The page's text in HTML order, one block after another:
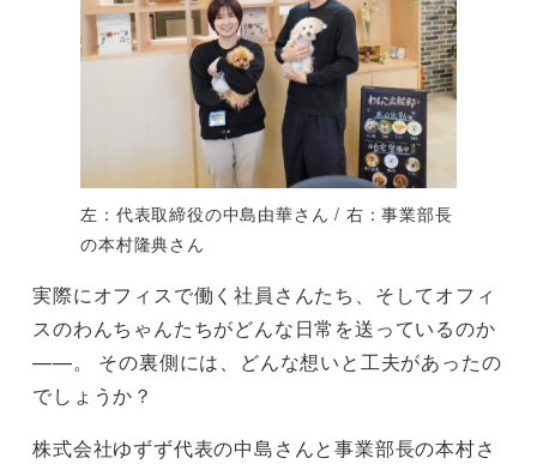
左：代表取締役の中島由華さん / 右：事業部長
の本村隆典さん
実際にオフィスで働く社員さんたち、そしてオフィ
スのわんちゃんたちがどんな日常を送っているのか
——。 その裏側には、どんな想いと工夫があったの
でしょうか？
株式会社ゆずず代表の中島さんと事業部長の本村さ